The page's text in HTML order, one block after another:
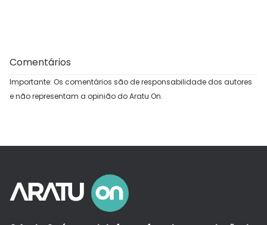
Comentários
Importante: Os comentários são de responsabilidade dos autores
e não representam a opinião do Aratu On.